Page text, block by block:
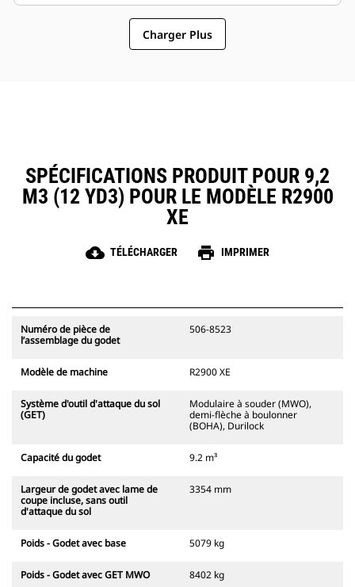
d'endommagement de la flèche/du bras de
manutention et des composants.
Caterpillar propose le godet et une suite complète
d'options de GET. Caterpillar et nos concessionnaires
Charger Plus
SPÉCIFICATIONS PRODUIT POUR 9,2
M3 (12 YD3) POUR LE MODÈLE R2900
XE
cloud_download TÉLÉCHARGER print IMPRIMER
Numéro de pièce de
l’assemblage du godet
506-8523
Modèle de machine R2900 XE
Système d'outil d'attaque du sol
(GET)
Modulaire à souder (MWO),
demi-flèche à boulonner
(BOHA), Durilock
Capacité du godet 9.2 m³
Largeur de godet avec lame de
coupe incluse, sans outil
d'attaque du sol
3354 mm
Poids - Godet avec base 5079 kg
Poids - Godet avec GET MWO 8402 kg